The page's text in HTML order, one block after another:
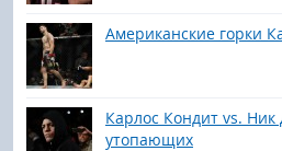
Американские горки
Карлос Кондит vs.
утопающих